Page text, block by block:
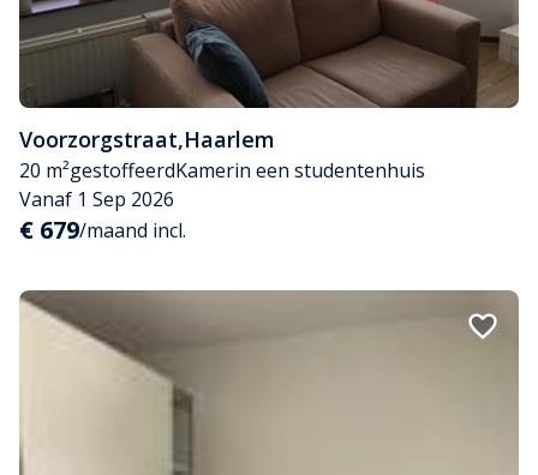
Voorzorgstraat,Haarlem
20 m²gestoffeerdKamerin een studentenhuis
Vanaf 1 Sep 2026
€ 679/maand incl.